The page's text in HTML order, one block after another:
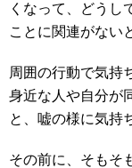
くなって、どうし
ことに関連がない
周囲の行動で気持
身近な人や自分が
と、嘘の様に気持
その前に、そもそ